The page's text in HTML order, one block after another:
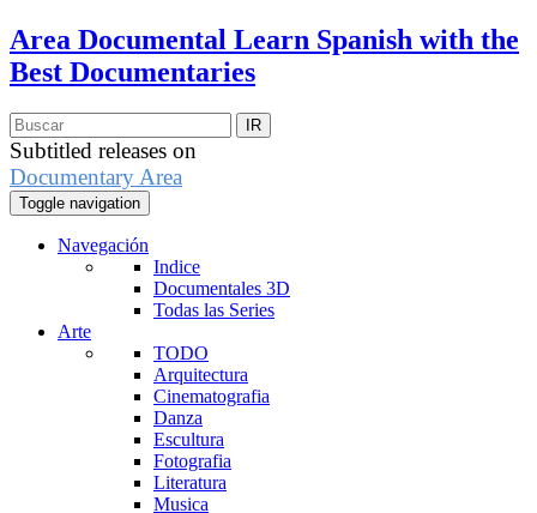
Area Documental Learn Spanish with the
Best Documentaries
Subtitled releases on
Documentary Area
Toggle navigation
Navegación
Indice
Documentales 3D
Todas las Series
Arte
TODO
Arquitectura
Cinematografia
Danza
Escultura
Fotografia
Literatura
Musica